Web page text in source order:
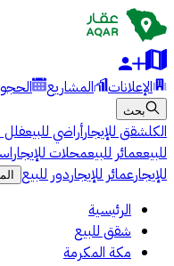
الإعلانات المشاريع
بحث
الكلشقق للإيجارأراضي للبيعفلل
للبيععمائر للبيعمحلات للإيجار
للإيجارعمائر للإيجاردور للبيع
الرئيسية
شقق للبيع
مكة المكرمة